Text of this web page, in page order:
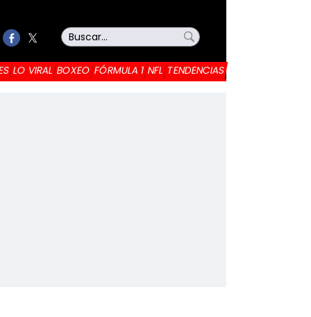
LO VIRAL BOXEO FÓRMULA 1 NFL TENDENCIAS